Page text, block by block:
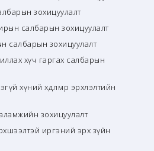
зохицуулалт
салбарын зохицуулалт
салбарын зохицуулалт
хүч гаргах салбарын
хүний хөдөлмөр эрхлэлтийн
зохицуулалт
иргэний эрх зүйн